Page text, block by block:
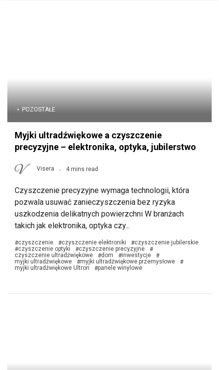
POZOSTAŁE
Myjki ultradźwiękowe a czyszczenie
precyzyjne – elektronika, optyka, jubilerstwo
Visera 4 mins read
Czyszczenie precyzyjne wymaga technologii, która
pozwala usuwać zanieczyszczenia bez ryzyka
uszkodzenia delikatnych powierzchni W branżach
takich jak elektronika, optyka czy...
#czyszczenie #czyszczenie elektroniki #czyszczenie jubilerskie
#czyszczenie optyki #czyszczenie precyzyjne
#
czyszczenie ultradźwiękowe
#dom #inwestycje
#
myjki ultradźwiękowe
#myjki ultradźwiękowe przemysłowe
#
myjki ultradźwiękowe Ultron
#panele winylowe